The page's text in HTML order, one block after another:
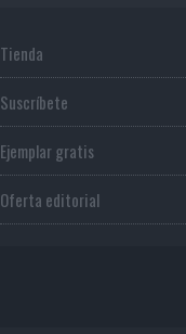
Tienda
Suscríbete
Ejemplar gratis
Oferta editorial